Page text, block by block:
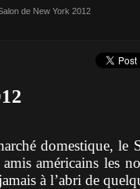
de New York 2012
domestique, le
américains les
à l’abri de